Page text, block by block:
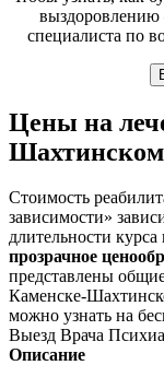
выздоровлению
специалиста по
Цены на
Шахтинском
Стоимость
зависимости»
длительности
прозрачное
представлены
Каменске-
можно узнать на
Выезд Врача
Описание